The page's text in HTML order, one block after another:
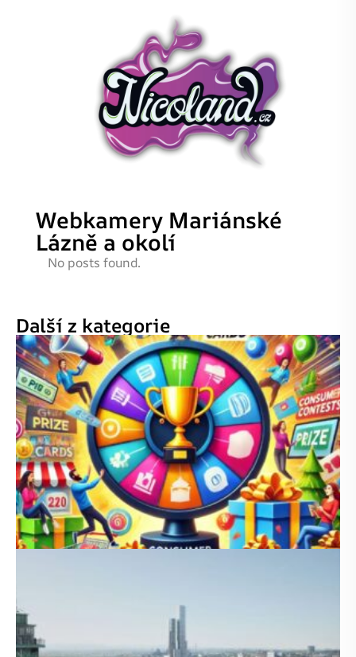
Webkamery Mariánské
Lázně a okolí
No posts found.
Další z kategorie